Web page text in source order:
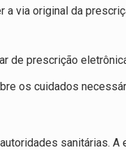
via original da
de prescrição
os cuidados
sanitárias. A